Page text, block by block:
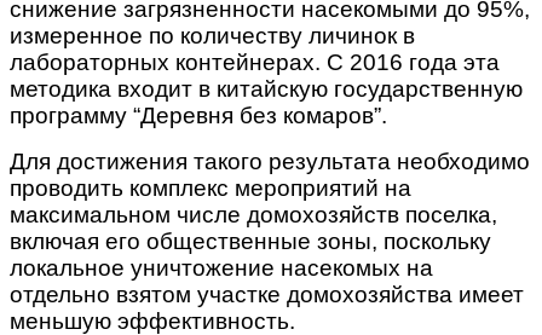
снижение загрязненности насекомыми до 95%,
измеренное по количеству личинок в
лабораторных контейнерах. С 2016 года эта
методика входит в китайскую государственную
программу “Деревня без комаров”.
Для достижения такого результата необходимо
проводить комплекс мероприятий на
максимальном числе домохозяйств поселка,
включая его общественные зоны, поскольку
локальное уничтожение насекомых на
отдельно взятом участке домохозяйства имеет
меньшую эффективность.